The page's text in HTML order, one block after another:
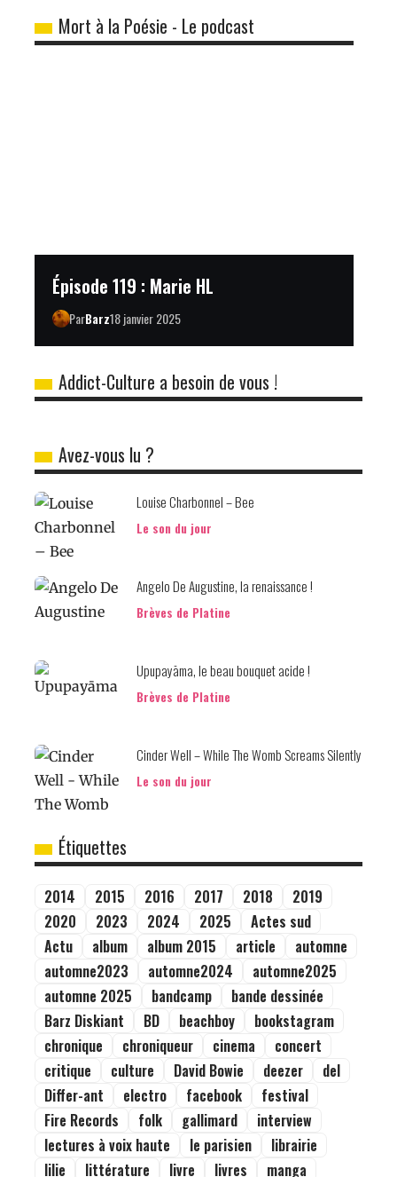
Mort à la Poésie - Le podcast
Épisode 119 : Marie HL
ParBarz18 janvier 2025
Addict-Culture a besoin de vous !
Avez-vous lu ?
Louise Charbonnel – Bee
Le son du jour
Angelo De Augustine, la renaissance !
Brèves de Platine
Upupayāma, le beau bouquet acide !
Brèves de Platine
Cinder Well – While The Womb Screams Silently
Le son du jour
Étiquettes
2014 2015 2016 2017 2018
2019
2020
2023 2024 2025
Actes sud
Actu
album album 2015 article
automne
automne2023
automne2024
automne2025
automne 2025
bandcamp
bande dessinée
Barz Diskiant
BD beachboy
bookstagram
chronique
chroniqueur cinema
concert
critique
culture David Bowie deezer
del
Differ-ant
electro facebook
festival
Fire Records
folk gallimard
interview
lectures à voix haute
le parisien
librairie
lilie
littérature livre livres
manga